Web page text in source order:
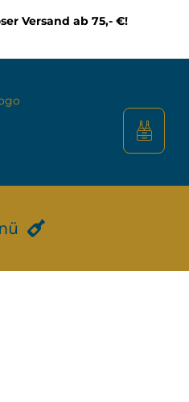
Versand ab 75,- €!